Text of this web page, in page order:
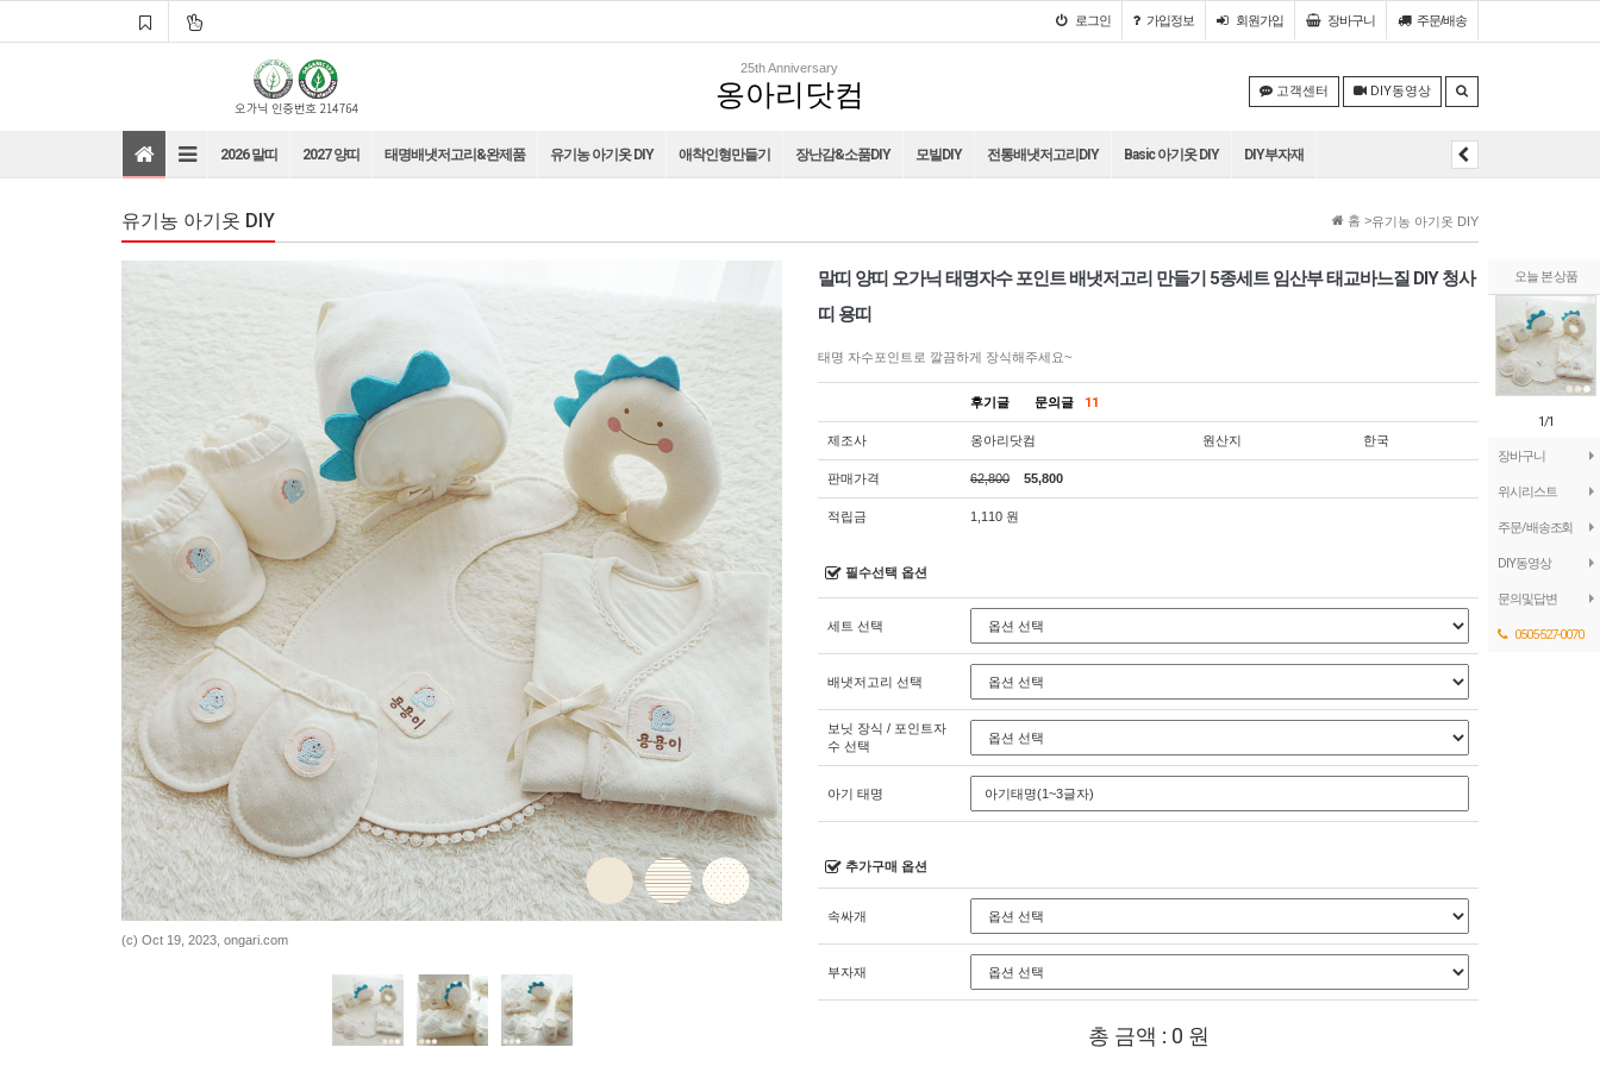
로그인 가입정보 회원가입 장바구니 주문/배송
오늘 본 상품
1/1
장바구니
위시리스트
바로가기
주문/배송조회
바로가기
DIY동영상
문의및답변
0505-527-0070
25th Anniversary
옹아리닷컴 고객센터 DIY동영상
2026 말띠 2027 양띠 태명배냇저고리&완제품 유기농 아기옷 DIY 애착인형만들기 장난감&소품DIY 모빌DIY 전통배냇저고리DIY Basic 아기옷 DIY DIY부자재
홈 >유기농 아기옷 DIY
유기농 아기옷 DIY
(c) Oct 19, 2023, ongari.com
말띠 양띠 오가닉 태명자수 포인트 배냇저고리 만들기 5종세트 임산부 태교바느질 DIY 청사
띠 용띠
태명 자수포인트로 깔끔하게 장식해주세요~
후기글 문의글 11
제조사 옹아리닷컴 원산지 한국
판매가격 62,800 55,800
적립금 1,110 원
필수선택 옵션
세트 선택
배냇저고리 선택
보닛 장식 / 포인트자
수 선택
아기 태명
추가구매 옵션
속싸개
부자재
총 금액 : 0 원